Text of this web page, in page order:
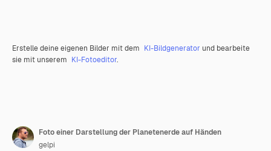
Erstelle deine eigenen Bilder mit dem KI-Bildgenerator und bearbeite
sie mit unserem KI-Fotoeditor.
Foto einer Darstellung der Planetenerde auf Händen
gelpi